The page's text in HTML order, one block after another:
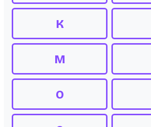
K
M
O